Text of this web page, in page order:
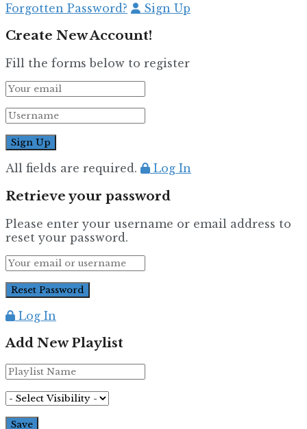
Forgotten Password? Sign Up
Create New Account!
Fill the forms below to register
All fields are required. Log In
Retrieve your password
Please enter your username or email address to
reset your password.
Log In
Add New Playlist